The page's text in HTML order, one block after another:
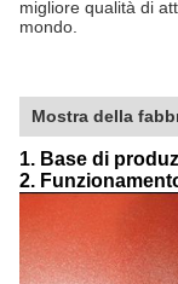
migliore qualità di
mondo.
Mostra della
1. Base di
2.